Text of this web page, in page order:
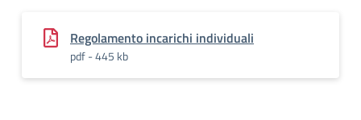
Regolamento incarichi individuali
pdf - 445 kb